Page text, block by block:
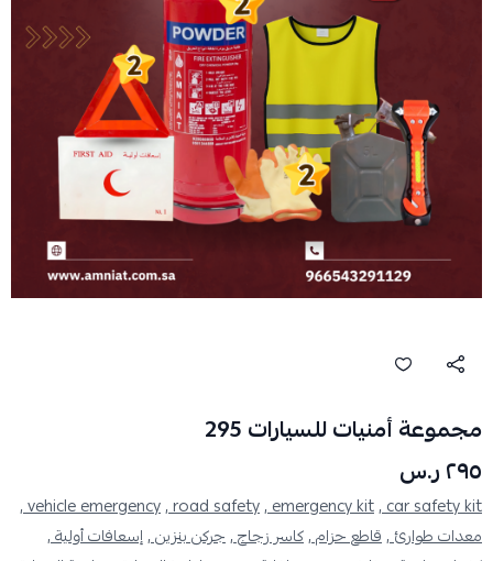
مجموعة أمنيات للسيارات 295
٢٩٥ ر.س
car safety kit ,
emergency kit ,
road safety ,
vehicle emergency ,
معدات طوارئ ,قاطع حزام ,كاسر زجاج ,جركن بنزين ,إسعافات أولية ,